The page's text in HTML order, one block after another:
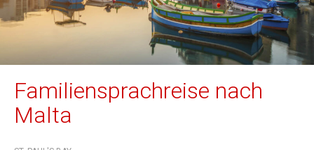
Englischkurs Jugendliche
Englischkurs Erwachsene
Tauchen
Familiensprachreise nach
Malta